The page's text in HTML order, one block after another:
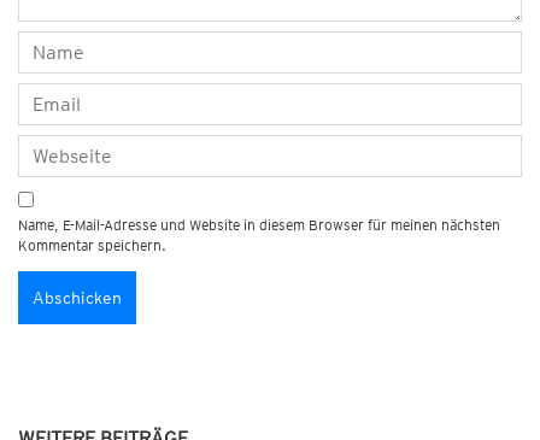
Name, E-Mail-Adresse und Website in diesem Browser für meinen nächsten
Kommentar speichern.